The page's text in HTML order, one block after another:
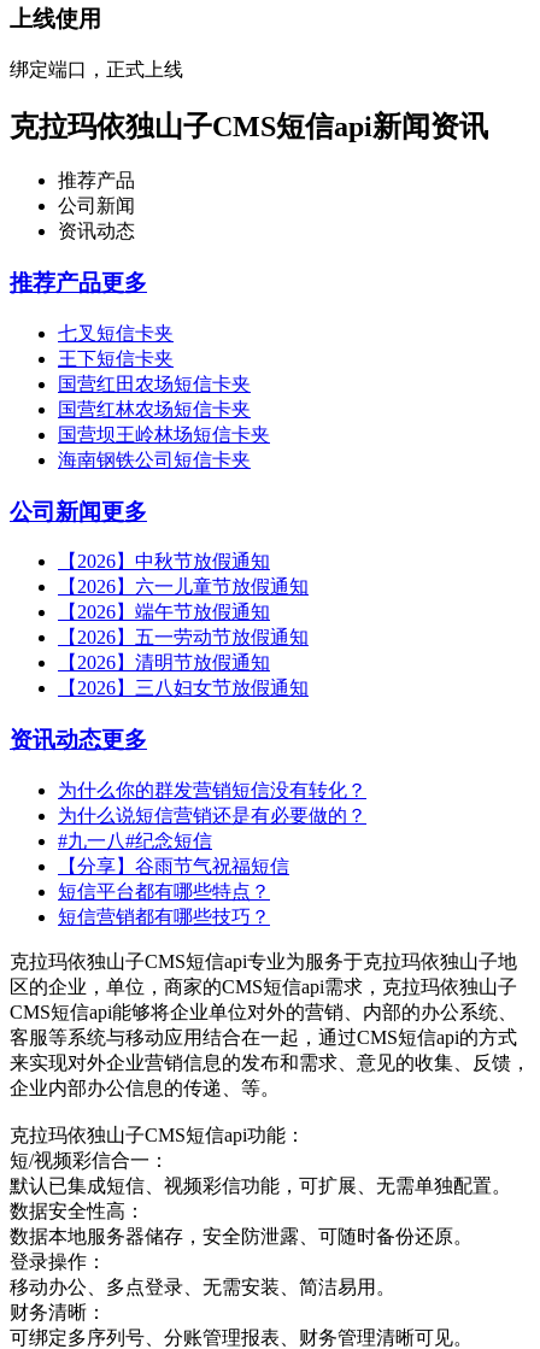
上线使用
绑定端口，正式上线
克拉玛依独山子CMS短信api新闻资讯
推荐产品
公司新闻
资讯动态
推荐产品更多
七叉短信卡夹
王下短信卡夹
国营红田农场短信卡夹
国营红林农场短信卡夹
国营坝王岭林场短信卡夹
海南钢铁公司短信卡夹
公司新闻更多
【2026】中秋节放假通知
【2026】六一儿童节放假通知
【2026】端午节放假通知
【2026】五一劳动节放假通知
【2026】清明节放假通知
【2026】三八妇女节放假通知
资讯动态更多
为什么你的群发营销短信没有转化？
为什么说短信营销还是有必要做的？
#九一八#纪念短信
【分享】谷雨节气祝福短信
短信平台都有哪些特点？
短信营销都有哪些技巧？
克拉玛依独山子CMS短信api专业为服务于克拉玛依独山子地
区的企业，单位，商家的CMS短信api需求，克拉玛依独山子
CMS短信api能够将企业单位对外的营销、内部的办公系统、
客服等系统与移动应用结合在一起，通过CMS短信api的方式
来实现对外企业营销信息的发布和需求、意见的收集、反馈，
企业内部办公信息的传递、等。
克拉玛依独山子CMS短信api功能：
短/视频彩信合一：
默认已集成短信、视频彩信功能，可扩展、无需单独配置。
数据安全性高：
数据本地服务器储存，安全防泄露、可随时备份还原。
登录操作：
移动办公、多点登录、无需安装、简洁易用。
财务清晰：
可绑定多序列号、分账管理报表、财务管理清晰可见。